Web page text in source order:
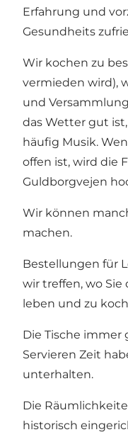
Erfahrung und
Gesundheits
Wir kochen zu
vermieden wird),
und
das Wetter gut
häufig Musik.
offen ist, wird die
Guldborgvejen
Wir können
machen.
Bestellungen für
wir treffen, wo Sie
leben und zu
Die Tische
Servieren Zeit
unterhalten.
Die
historisch